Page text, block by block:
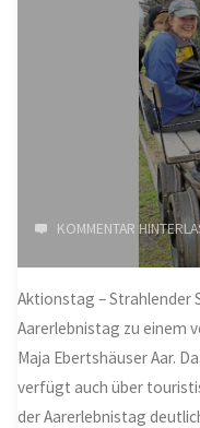
KOMMENTAR
Aktionstag – Strahlender
Aarerlebnistag zu einem
Maja Ebertshäuser Aar.
verfügt auch über
der Aarerlebnistag